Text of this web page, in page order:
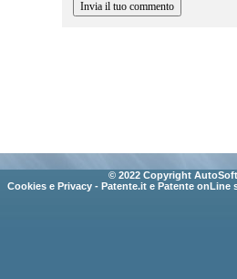
© 2022 Copyright
Cookies e Privacy - Patente.it e Patente onLine